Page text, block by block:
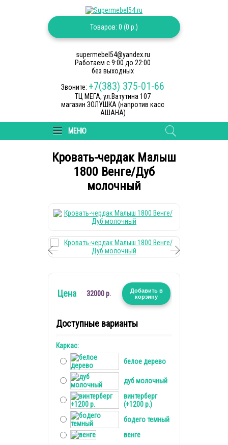
Товаров: 0 (0 р.)
supermebel54@yandex.ru
Работаем c 9:00 до 22:00
без выходных
Звоните: +7(383) 375-01-66
ТЦ МЕГА, ул.Ватутина 107
магазин ЗОЛУШКА (напротив касс
АШАНА)
МЕНЮ
Кровать-чердак Малыш
1800 Венге/Дуб
молочный
Цена 32000 р.
Добавить в
корзину
Доступные варианты
Каркас:
белое дерево
дуб молочный
винтерберг
(+1200 р.)
бодего темный
венге